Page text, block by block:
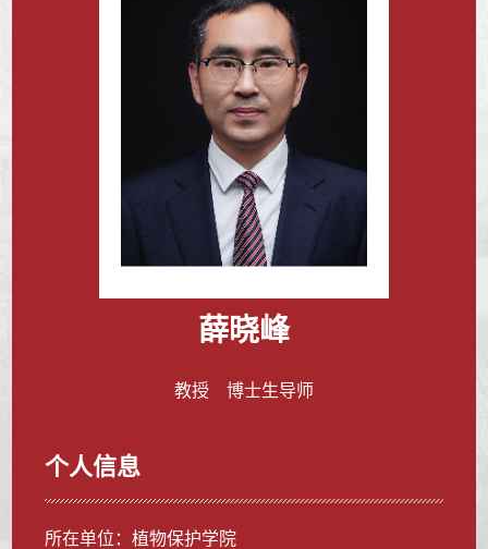
薛晓峰
教授 博士生导师
个人信息
所在单位：植物保护学院